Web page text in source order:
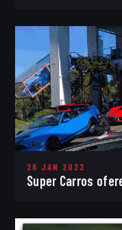
26 JAN 2023
Super Carros